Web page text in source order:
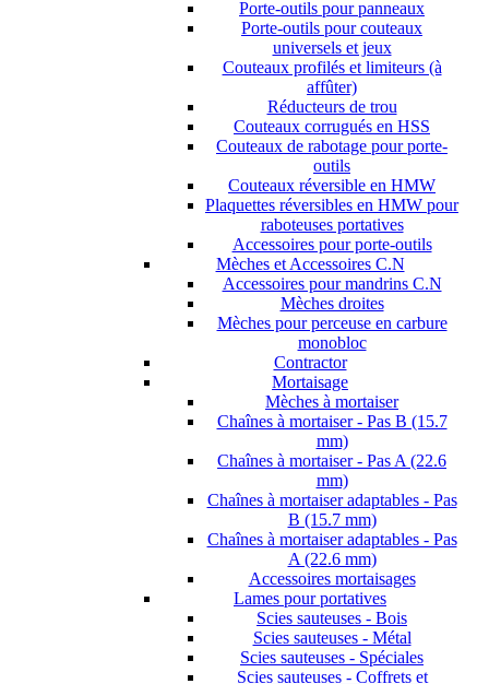
Porte-outils pour panneaux
Porte-outils pour couteaux
universels et jeux
Couteaux profilés et limiteurs (à
affûter)
Réducteurs de trou
Couteaux corrugués en HSS
Couteaux de rabotage pour porte-
outils
Couteaux réversible en HMW
Plaquettes réversibles en HMW pour
raboteuses portatives
Accessoires pour porte-outils
Mèches et Accessoires C.N
Accessoires pour mandrins C.N
Mèches droites
Mèches pour perceuse en carbure
monobloc
Contractor
Mortaisage
Mèches à mortaiser
Chaînes à mortaiser - Pas B (15.7
mm)
Chaînes à mortaiser - Pas A (22.6
mm)
Chaînes à mortaiser adaptables - Pas
B (15.7 mm)
Chaînes à mortaiser adaptables - Pas
A (22.6 mm)
Accessoires mortaisages
Lames pour portatives
Scies sauteuses - Bois
Scies sauteuses - Métal
Scies sauteuses - Spéciales
Scies sauteuses - Coffrets et